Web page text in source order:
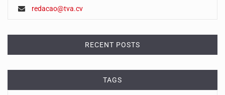
redacao@tva.cv
RECENT POSTS
TAGS